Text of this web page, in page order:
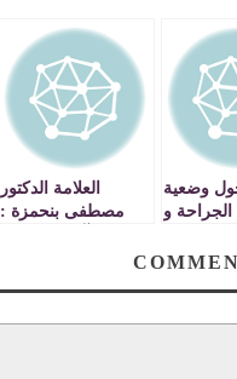
وضعية
و
العامة
العلامة الدكتور
مصطفى بنحمزة :